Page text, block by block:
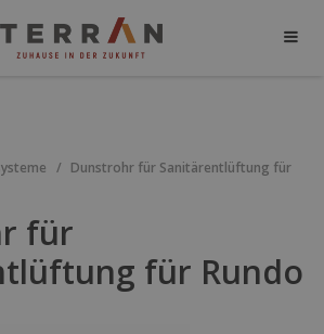
Dunstrohr für Sanitärentlüftung für
für
für Rundo